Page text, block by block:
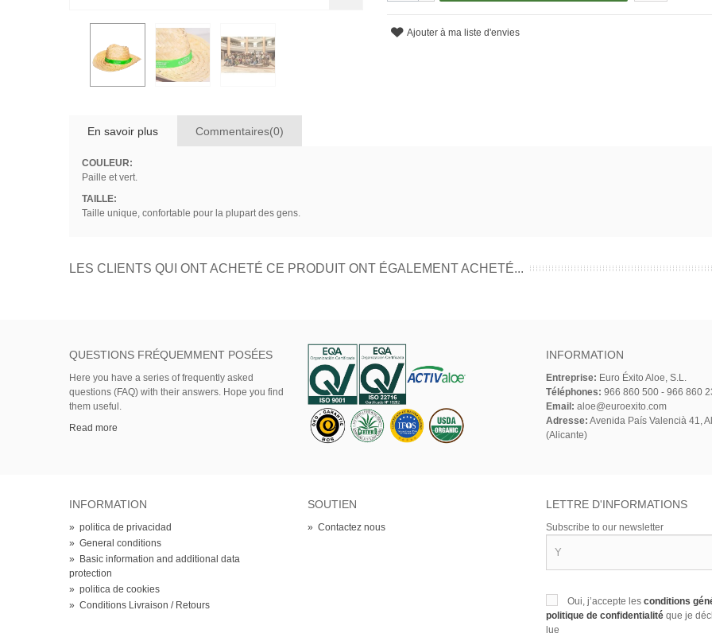
Ajouter à ma liste d'envies
En savoir plus Commentaires(0)
COULEUR:
Paille et vert.
TAILLE:
Taille unique, confortable pour la plupart des gens.
LES CLIENTS QUI ONT ACHETÉ CE PRODUIT ONT ÉGALEMENT ACHETÉ...
QUESTIONS FRÉQUEMMENT POSÉES
Here you have a series of frequently asked
questions (FAQ) with their answers. Hope you find
them useful.
Read more
INFORMATION
Entreprise: Euro Éxito Aloe, S.L.
Téléphones: 966 860 500 - 966 860
Email: aloe@euroexito.com
Adresse: Avenida País Valencià 41,
(Alicante)
INFORMATION
» politica de privacidad
» General conditions
» Basic information and additional data
protection
» politica de cookies
» Conditions Livraison / Retours
SOUTIEN
» Contactez nous
LETTRE D'INFORMATIONS
Subscribe to our newsletter
Oui, j’accepte les conditions
politique de confidentialité que je
lue